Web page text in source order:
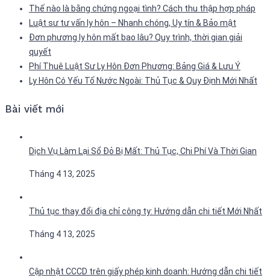
Thế nào là bằng chứng ngoại tình? Cách thu thập hợp pháp
Luật sư tư vấn ly hôn – Nhanh chóng, Uy tín & Bảo mật
Đơn phương ly hôn mất bao lâu? Quy trình, thời gian giải
quyết
Phí Thuê Luật Sư Ly Hôn Đơn Phương: Bảng Giá & Lưu Ý
Ly Hôn Có Yếu Tố Nước Ngoài: Thủ Tục & Quy Định Mới Nhất
Bài viết mới
Dịch Vụ Làm Lại Sổ Đỏ Bị Mất: Thủ Tục, Chi Phí Và Thời Gian
Tháng 4 13, 2025
Thủ tục thay đổi địa chỉ công ty: Hướng dẫn chi tiết Mới Nhất
Tháng 4 13, 2025
Cập nhật CCCD trên giấy phép kinh doanh: Hướng dẫn chi tiết